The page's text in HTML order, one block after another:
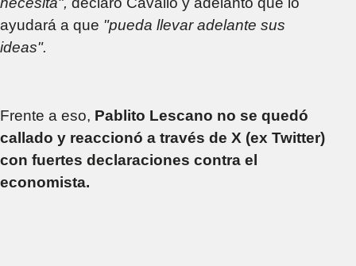
ayudará a que "pueda llevar adelante sus
ideas".
Frente a eso, Pablito Lescano no se quedó
callado y reaccionó a través de X (ex Twitter)
con fuertes declaraciones contra el
economista.